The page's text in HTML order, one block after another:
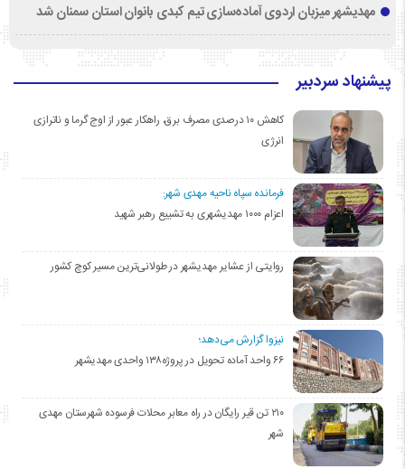
مهدیشهر میزبان اردوی آماده‌سازی تیم کبدی بانوان استان سمنان شد
پیشنهاد سردبیر
کاهش ۱۰ درصدی مصرف برق، راهکار عبور از اوج گرما و ناترازی
انرژی
فرمانده سپاه ناحیه مهدی شهر:
اعزام ۱۰۰۰ مهدیشهری به تشییع رهبر شهید
روایتی از عشایر مهدیشهر در طولانی‌ترین مسیر کوچ کشور
نیزوا گزارش می‌دهد؛
۶۶ واحد آماده تحویل در پروژه۱۳۸ واحدی مهدیشهر
۲۱۰ تن قیر رایگان در راه معابر محلات فرسوده شهرستان مهدی
شهر